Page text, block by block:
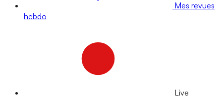
Mes revues
hebdo
Live